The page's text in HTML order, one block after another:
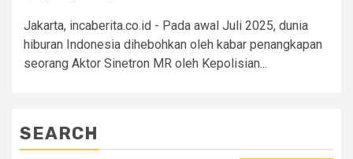
Jakarta, incaberita.co.id - Pada awal Juli 2025, dunia
hiburan Indonesia dihebohkan oleh kabar penangkapan
seorang Aktor Sinetron MR oleh Kepolisian...
SEARCH